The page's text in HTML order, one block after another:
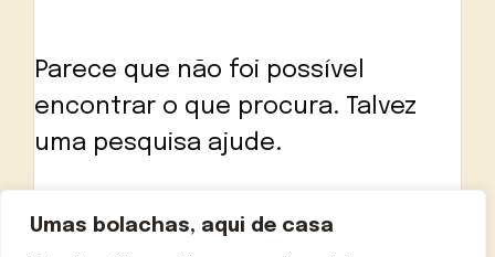
Umas bolachas, aqui de casa
Parece que não foi possível
encontrar o que procura. Talvez
uma pesquisa ajude.
Pesquisar